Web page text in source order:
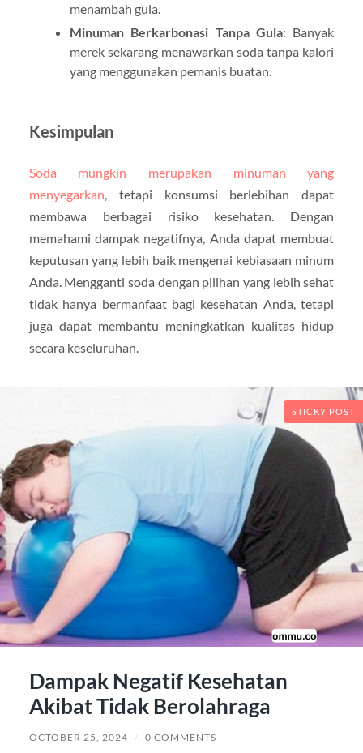
menambah gula.
Minuman Berkarbonasi Tanpa Gula: Banyak
merek sekarang menawarkan soda tanpa kalori
yang menggunakan pemanis buatan.
Kesimpulan
Soda mungkin merupakan minuman yang
menyegarkan, tetapi konsumsi berlebihan dapat
membawa berbagai risiko kesehatan. Dengan
memahami dampak negatifnya, Anda dapat membuat
keputusan yang lebih baik mengenai kebiasaan minum
Anda. Mengganti soda dengan pilihan yang lebih sehat
tidak hanya bermanfaat bagi kesehatan Anda, tetapi
juga dapat membantu meningkatkan kualitas hidup
secara keseluruhan.
STICKY POST
Dampak Negatif Kesehatan
Akibat Tidak Berolahraga
OCTOBER 25, 2024 / 0 COMMENTS